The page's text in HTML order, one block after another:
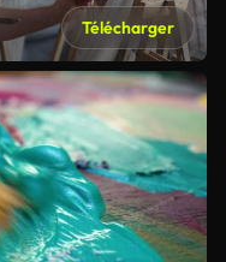
Télécharger